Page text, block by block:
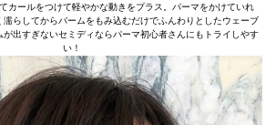
カールをつけて軽やかな動きをプラス。パーマをかけていれ
らしてからバームをもみ込むだけでふんわりとしたウェーブ
が出すぎないセミディならパーマ初心者さんにもトライしやす
い！